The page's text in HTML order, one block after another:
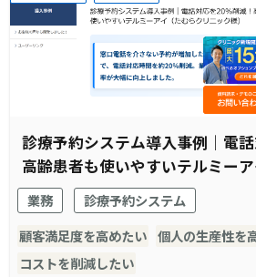
診療予約システム導入事例｜電
高齢患者も使いやすいテルミー
ック様）
業務
診療予約システム
顧客満足度を高めたい 個人の生産性を
コストを削減したい